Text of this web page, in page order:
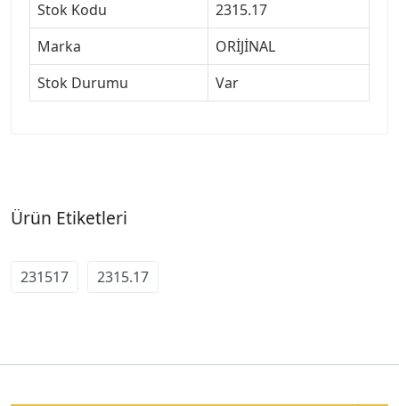
Stok Kodu
2315.17
Marka
ORİJİNAL
Stok Durumu
Var
Ürün Etiketleri
231517 2315.17